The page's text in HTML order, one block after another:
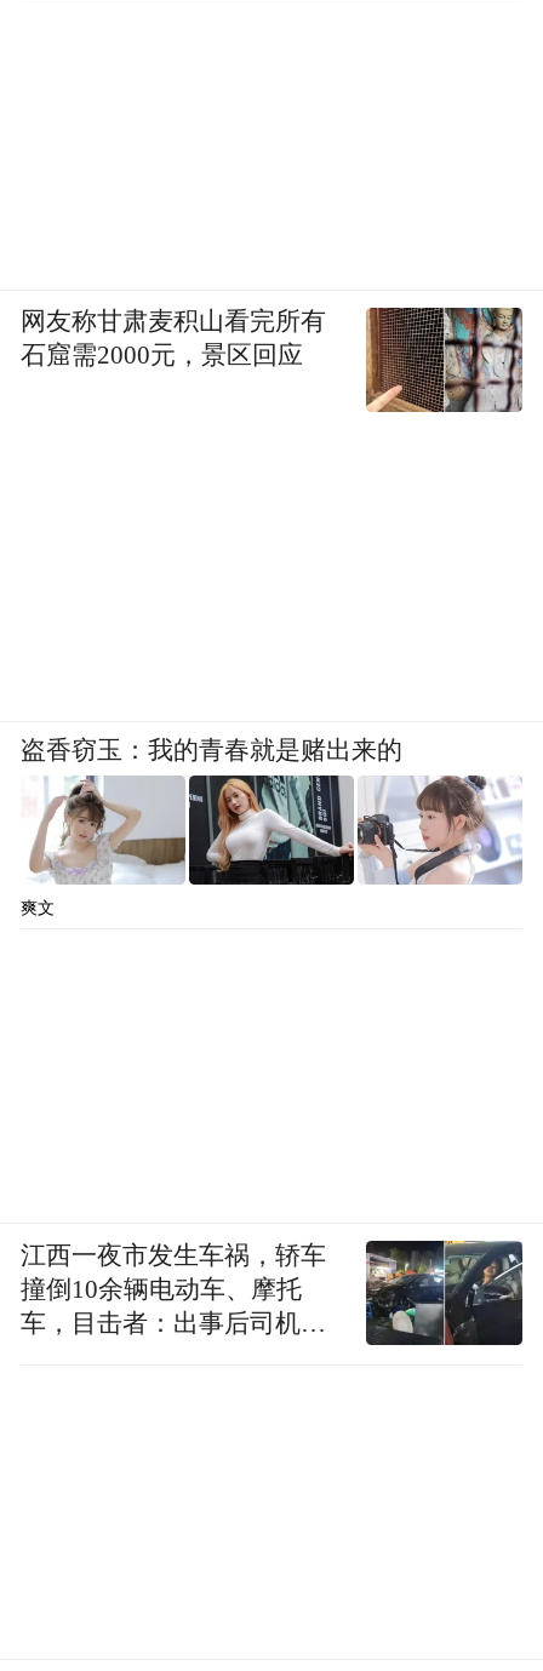
网友称甘肃麦积山看完所有
石窟需2000元，景区回应
盗香窃玉：我的青春就是赌出来的
爽文
江西一夜市发生车祸，轿车
撞倒10余辆电动车、摩托
车，目击者：出事后司机一